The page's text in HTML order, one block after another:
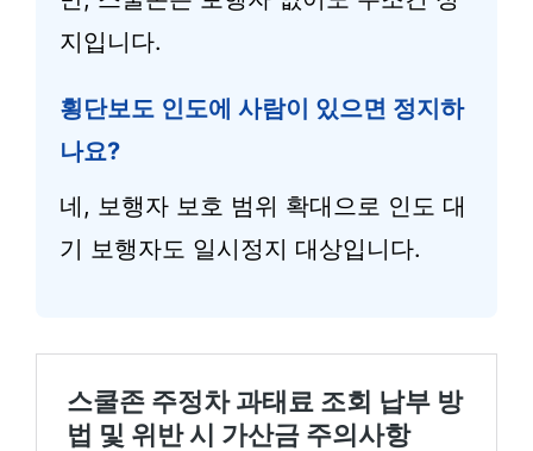
지입니다.
횡단보도 인도에 사람이 있으면 정지하
나요?
네, 보행자 보호 범위 확대으로 인도 대
기 보행자도 일시정지 대상입니다.